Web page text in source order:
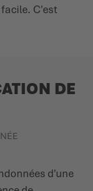
facile. C'est
DE
d'une